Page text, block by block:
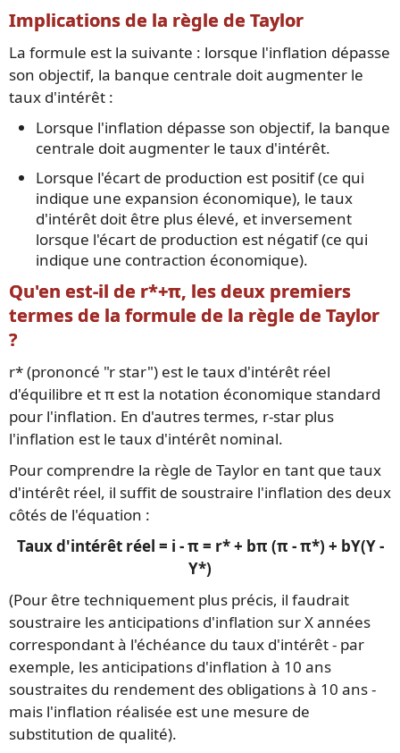
Implications de la règle de Taylor
La formule est la suivante : lorsque l'inflation dépasse
son objectif, la banque centrale doit augmenter le
taux d'intérêt :
Lorsque l'inflation dépasse son objectif, la banque
centrale doit augmenter le taux d'intérêt.
Lorsque l'écart de production est positif (ce qui
indique une expansion économique), le taux
d'intérêt doit être plus élevé, et inversement
lorsque l'écart de production est négatif (ce qui
indique une contraction économique).
Qu'en est-il de r*+π, les deux premiers
termes de la formule de la règle de Taylor
?
r* (prononcé "r star") est le taux d'intérêt réel
d'équilibre et π est la notation économique standard
pour l'inflation. En d'autres termes, r-star plus
l'inflation est le taux d'intérêt nominal.
Pour comprendre la règle de Taylor en tant que taux
d'intérêt réel, il suffit de soustraire l'inflation des deux
côtés de l'équation :
Taux d'intérêt réel = i - π = r* + bπ (π - π*) + bY(Y -
Y*)
(Pour être techniquement plus précis, il faudrait
soustraire les anticipations d'inflation sur X années
correspondant à l'échéance du taux d'intérêt - par
exemple, les anticipations d'inflation à 10 ans
soustraites du rendement des obligations à 10 ans -
mais l'inflation réalisée est une mesure de
substitution de qualité).